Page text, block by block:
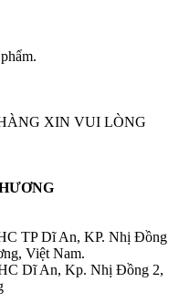
XIN VUI LÒNG
TP Dĩ An, KP. Nhị Đồng
Việt Nam.
Dĩ An, Kp. Nhị Đồng 2,